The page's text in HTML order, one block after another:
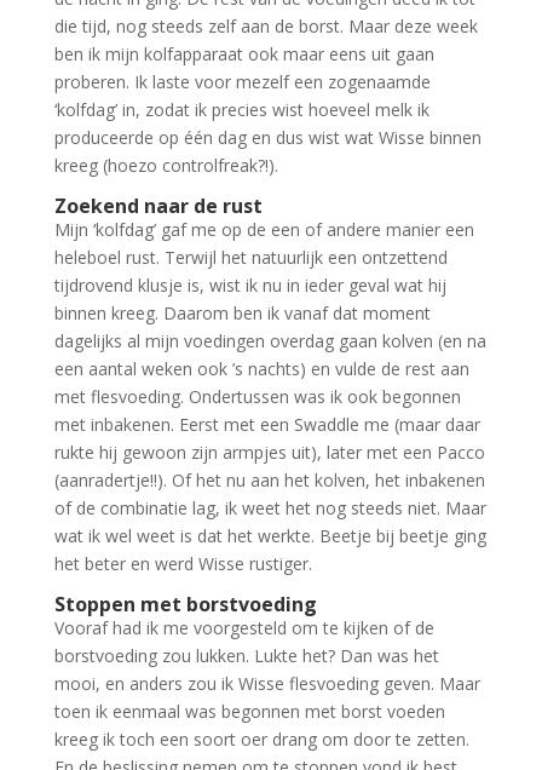
die tijd, nog steeds zelf aan de borst. Maar deze week
ben ik mijn kolfapparaat ook maar eens uit gaan
proberen. Ik laste voor mezelf een zogenaamde
‘kolfdag’ in, zodat ik precies wist hoeveel melk ik
produceerde op één dag en dus wist wat Wisse binnen
kreeg (hoezo controlfreak?!).
Zoekend naar de rust
Mijn ‘kolfdag’ gaf me op de een of andere manier een
heleboel rust. Terwijl het natuurlijk een ontzettend
tijdrovend klusje is, wist ik nu in ieder geval wat hij
binnen kreeg. Daarom ben ik vanaf dat moment
dagelijks al mijn voedingen overdag gaan kolven (en na
een aantal weken ook ’s nachts) en vulde de rest aan
met flesvoeding. Ondertussen was ik ook begonnen
met inbakenen. Eerst met een Swaddle me (maar daar
rukte hij gewoon zijn armpjes uit), later met een Pacco
(aanradertje!!). Of het nu aan het kolven, het inbakenen
of de combinatie lag, ik weet het nog steeds niet. Maar
wat ik wel weet is dat het werkte. Beetje bij beetje ging
het beter en werd Wisse rustiger.
Stoppen met borstvoeding
Vooraf had ik me voorgesteld om te kijken of de
borstvoeding zou lukken. Lukte het? Dan was het
mooi, en anders zou ik Wisse flesvoeding geven. Maar
toen ik eenmaal was begonnen met borst voeden
kreeg ik toch een soort oer drang om door te zetten.